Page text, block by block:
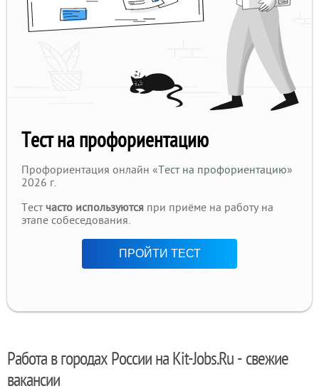
Тест на профориентацию
Профориентация онлайн «Тест на профориентацию»
2026 г.
Тестчасто используются при приёме на работу на
этапе собеседования.
ПРОЙТИ ТЕСТ
Работа в городах России на Kit-Jobs.Ru - свежие
вакансии